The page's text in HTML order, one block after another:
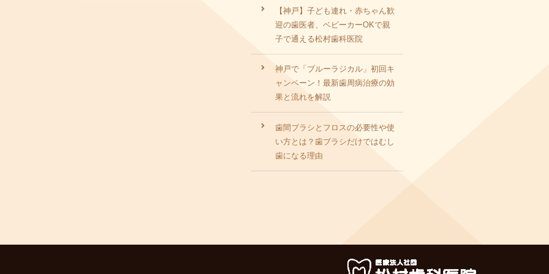
【神戸】子ども連れ・赤ちゃん歓
迎の歯医者、ベビーカーOKで親
子で通える松村歯科医院
神戸で「ブルーラジカル」初回キ
ャンペーン！最新歯周病治療の効
果と流れを解説
歯間ブラシとフロスの必要性や使
い方とは？歯ブラシだけではむし
歯になる理由